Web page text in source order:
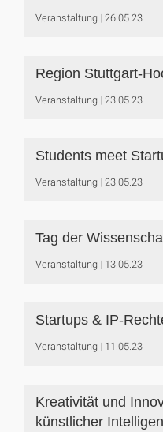
Veranstaltung 26.05.23
Region Stuttgart-
Veranstaltung 23.05.23
Students meet
Veranstaltung 23.05.23
Tag der
Veranstaltung 13.05.23
Startups & IP-
Veranstaltung 11.05.23
Kreativität und
künstlicher